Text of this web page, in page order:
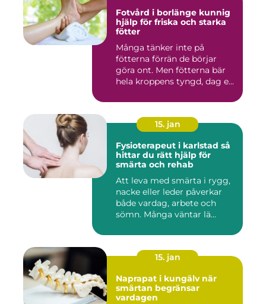
Fotvård i borlänge kunnig
hjälp för friska och starka
fötter
Många tänker inte på
fötterna förrän de börjar
göra ont. Men fötterna bär
hela kroppens tyngd, dag e...
15. jan
Fysioterapeut i karlstad så
hittar du rätt hjälp för
smärta och rehab
Att leva med smärta i rygg,
nacke eller leder påverkar
både vardag, arbete och
sömn. Många väntar lä...
15. jan
Naprapat i kungälv när
smärtan begränsar
vardagen